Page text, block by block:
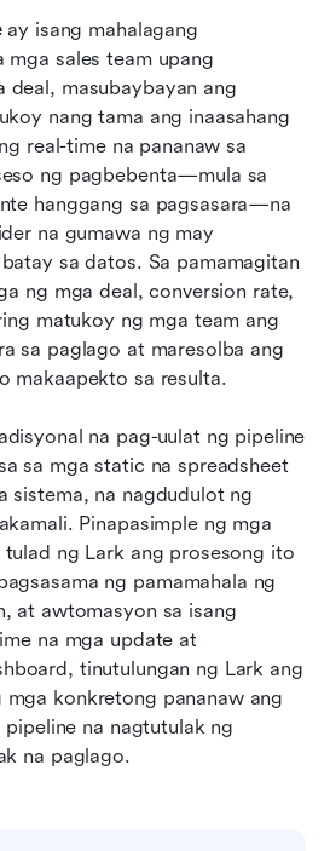
ay isang mahalagang
mga sales team upang
deal, masubaybayan ang
nang tama ang inaasahang
real-time na pananaw sa
ng pagbebenta—mula sa
hanggang sa pagsasara—na
na gumawa ng may
sa datos. Sa pamamagitan
ng mga deal, conversion rate,
matukoy ng mga team ang
sa paglago at maresolba ang
makaapekto sa resulta.
na pag-uulat ng pipeline
sa mga static na spreadsheet
sistema, na nagdudulot ng
Pinapasimple ng mga
ng Lark ang prosesong ito
ng pamamahala ng
at awtomasyon sa isang
na mga update at
tinutulungan ng Lark ang
konkretong pananaw ang
na nagtutulak ng
na paglago.
ng pipeline
nang gamitin na template ng
pag-uulat ng pipeline para